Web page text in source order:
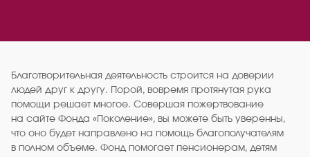
Благотворительная деятельность строится на доверии
людей друг к другу. Порой, вовремя протянутая рука
помощи решает многое. Совершая пожертвование
на сайте Фонда «Поколение», вы можете быть уверенны,
что оно будет направлено на помощь благополучателям
в полном объеме. Фонд помогает пенсионерам, детям